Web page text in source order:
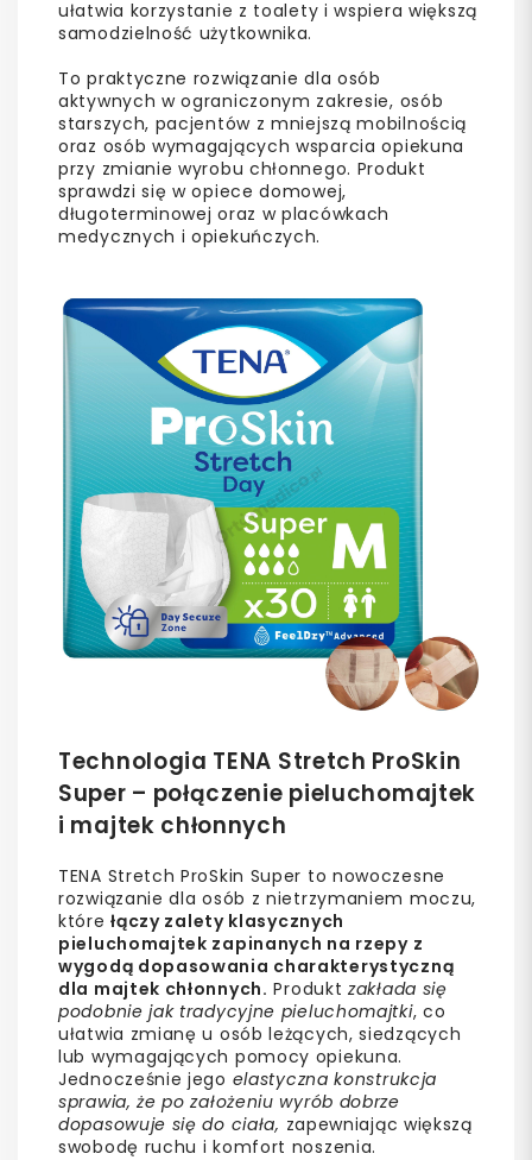
ułatwia korzystanie z toalety i wspiera większą
samodzielność użytkownika.
To praktyczne rozwiązanie dla osób
aktywnych w ograniczonym zakresie, osób
starszych, pacjentów z mniejszą mobilnością
oraz osób wymagających wsparcia opiekuna
przy zmianie wyrobu chłonnego. Produkt
sprawdzi się w opiece domowej,
długoterminowej oraz w placówkach
medycznych i opiekuńczych.
Technologia TENA Stretch ProSkin
Super – połączenie pieluchomajtek
i majtek chłonnych
TENA Stretch ProSkin Super to nowoczesne
rozwiązanie dla osób z nietrzymaniem moczu,
którełączy zalety klasycznych
pieluchomajtek zapinanych na rzepy z
wygodą dopasowania charakterystyczną
dla majtek chłonnych. Produktzakłada się
podobnie jak tradycyjne pieluchomajtki, co
ułatwia zmianę u osób leżących, siedzących
lub wymagających pomocy opiekuna.
Jednocześnie jego elastyczna konstrukcja
sprawia, że po założeniu wyrób dobrze
dopasowuje się do ciała, zapewniając większą
swobodę ruchu i komfort noszenia.